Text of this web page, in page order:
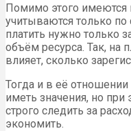
Помимо этого имеются
учитываются только по
платить нужно только
объём ресурса. Так, на
влияет, сколько
Тогда и в её
иметь значения, но при
строго следить за
экономить.